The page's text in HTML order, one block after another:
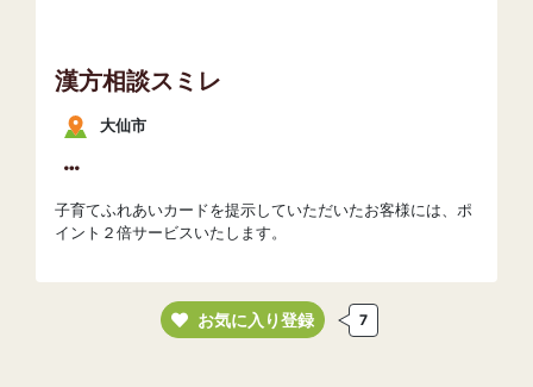
漢方相談スミレ
大仙市
子育てふれあいカードを提示していただいたお客様には、ポ
イント２倍サービスいたします。
お気に入り登録 7